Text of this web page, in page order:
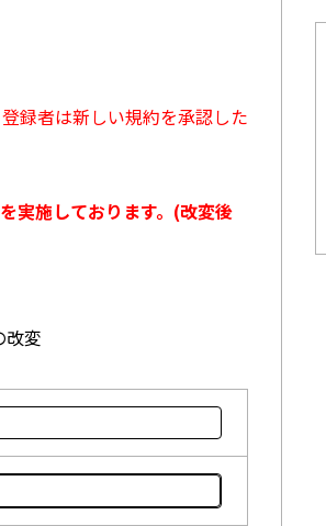
録者は新しい規約を承認した
実施しております。(改変後
改変